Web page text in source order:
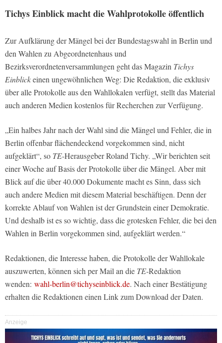
Tichys Einblick macht die Wahlprotokolle öffentlich
Zur Aufklärung der Mängel bei der Bundestagswahl in Berlin und
den Wahlen zu Abgeordnetenhaus und
Bezirksverordnetenversammlungen geht das Magazin Tichys
Einblickeinen ungewöhnlichen Weg: Die Redaktion, die exklusiv
über alle Protokolle aus den Wahllokalen verfügt, stellt das Material
auch anderen Medien kostenlos für Recherchen zur Verfügung.
„Ein halbes Jahr nach der Wahl sind die Mängel und Fehler, die in
Berlin offenbar flächendeckend vorgekommen sind, nicht
aufgeklärt“, so TE-Herausgeber Roland Tichy. „Wir berichten seit
einer Woche auf Basis der Protokolle über die Mängel. Aber mit
Blick auf die über 40.000 Dokumente macht es Sinn, dass sich
auch andere Medien mit diesem Material beschäftigen. Denn der
korrekte Ablauf von Wahlen ist der Grundstein einer Demokratie.
Und deshalb ist es so wichtig, dass die grotesken Fehler, die bei den
Wahlen in Berlin vorgekommen sind, aufgeklärt werden.“
Redaktionen, die Interesse haben, die Protokolle der Wahllokale
auszuwerten, können sich per Mail an die TE-Redaktion
wenden: wahl-berlin@tichyseinblick.de. Nach einer Bestätigung
erhalten die Redaktionen einen Link zum Download der Daten.
Anzeige